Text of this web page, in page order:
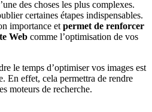
des choses les plus complexes.
certaines étapes indispensables.
importance et permet de renforcer
Web comme l’optimisation de vos
le temps d’optimiser vos images est
En effet, cela permettra de rendre
moteurs de recherche.